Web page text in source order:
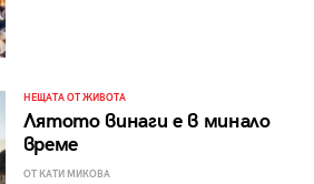
НЕЩАТА ОТ ЖИВОТА
Лятото винаги е в минало
време
ОТ КАТИ МИКОВА